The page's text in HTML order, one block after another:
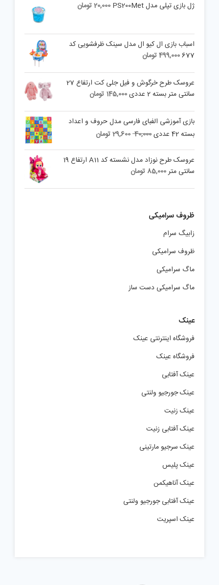
ژل بازی تپلی مدل PS200Met 20,000تومان
اسباب بازی ال کیو ال مدل سینک ظرفشویی کد
677
499,000تومان
عروسک طرح خرگوش و فیل جلی کت ارتفاع 27
سانتی متر بسته 2 عددی
145,000 تومان
بازی آموزشی الفبای فارسی مدل حروف و اعداد
بسته 42 عددی
40,000
Original
was:
29,600تومان
is:
29,600 تومان.
عروسک طرح نوزاد مدل نشسته کد A11 ارتفاع 19
سانتی متر85,000 تومان
ظروف سرامیکی
زابیگ سرام
ظروف سرامیکی
ماگ سرامیکی
ماگ سرامیکی دست ساز
عینک
فروشگاه اینترنتی عینک
فروشگاه عینک
عینک آفتابی
عینک جورجیو ولنتی
عینک زنیت
عینک آفتابی زنیت
عینک سرجیو مارتینی
عینک پلیس
عینک آناهیکمن
عینک آفتابی جورجیو ولنتی
عینک اسپریت